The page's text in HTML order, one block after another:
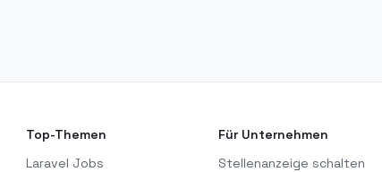
Top-Themen
Laravel Jobs
Für Unternehmen
Stellenanzeige schalten